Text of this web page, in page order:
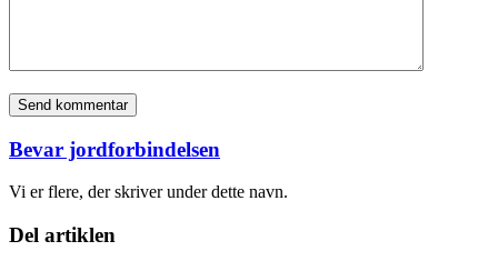
Bevar jordforbindelsen
Vi er flere, der skriver under dette navn.
Del artiklen